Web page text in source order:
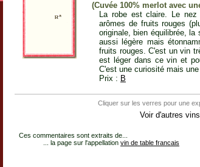
(Cuvée 100% merlot avec
La robe est claire. Le nez
arômes de fruits rouges
originale, bien équilibrée,
aussi légère mais
fruits rouges. C'est un vin
est léger dans ce vin et
C'est une curiosité mais
Prix : B
Cliquer sur les verres pour une
Voir d'autres
Ces commentaires sont extraits de...
... la page sur l'appellation vin de table francais